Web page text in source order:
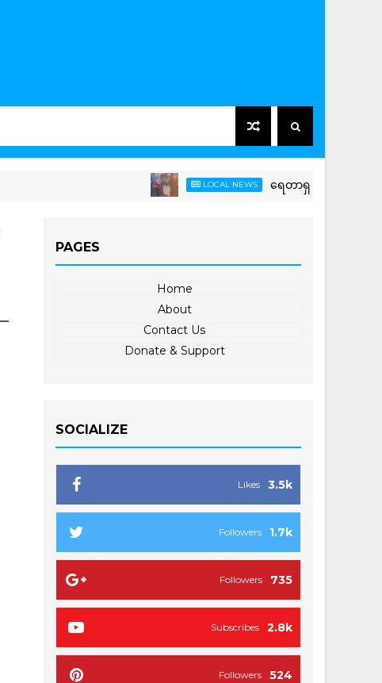
LOCAL NEWS ရေတာရှည်မြို့နယ်တွင် ကြက်ခြေနီ
PAGES
Home
About
Contact Us
Donate & Support
SOCIALIZE
3.5k
Likes
1.7k
Followers
735
Followers
2.8k
Subscribes
524
Followers